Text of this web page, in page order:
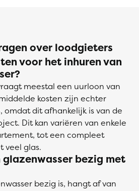
over loodgieters
voor het inhuren van
meestal een uurloon van
kosten zijn echter
omdat dit afhankelijk is van de
Dit kan variëren van enkele
tot een compleet
veel glas.
glazenwasser bezig met
bezig is, hangt af van